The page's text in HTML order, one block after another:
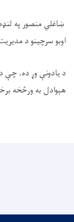
ښاغلي منصور په
اوبو سرچینو د
د یادونې وړ ده، چې
هېوادل به ورڅخه